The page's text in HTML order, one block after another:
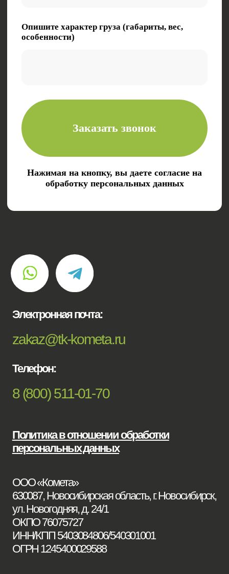
ИНН/КПП 5403084806/540301001
ОГРН 1245400029588